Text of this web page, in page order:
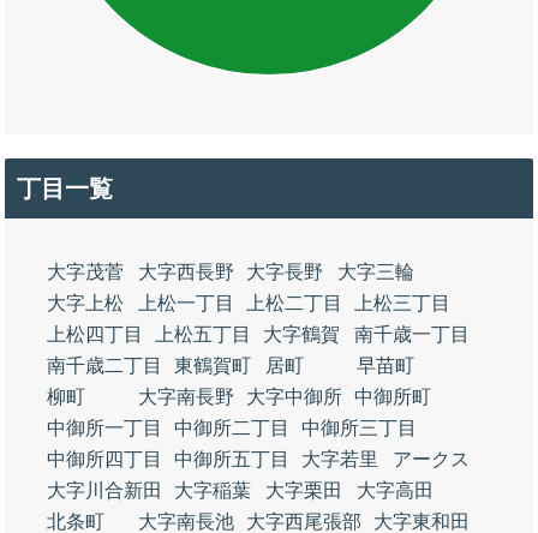
丁目一覧
大字茂菅 大字西長野 大字長野
大字三輪
大字上松
上松一丁目 上松二丁目
上松三丁目
上松四丁目
上松五丁目 大字鶴賀
南千歳一丁目
南千歳二丁目
東鶴賀町 居町
早苗町
柳町
大字南長野 大字中御所
中御所町
中御所一丁目
中御所二丁目
中御所三丁目
中御所四丁目
中御所五丁目 大字若里
アークス
大字川合新田
大字稲葉 大字栗田
大字高田
北条町
大字南長池 大字西尾張部
大字東和田